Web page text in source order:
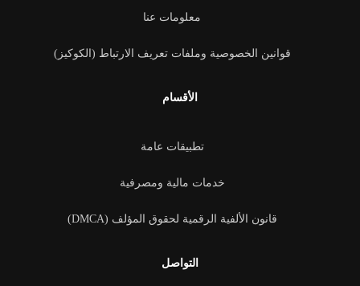
معلومات عنا
قوانين الخصوصية وملفات تعريف الارتباط (الكوكيز)
الأقسام
تطبيقات عامة
خدمات مالية ومصرفية
قانون الألفية الرقمية لحقوق المؤلف (DMCA)
التواصل